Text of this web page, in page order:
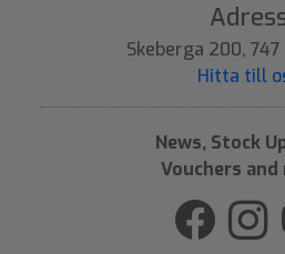
Skeberga 200,
Hitta till
News, Stock
Vouchers and